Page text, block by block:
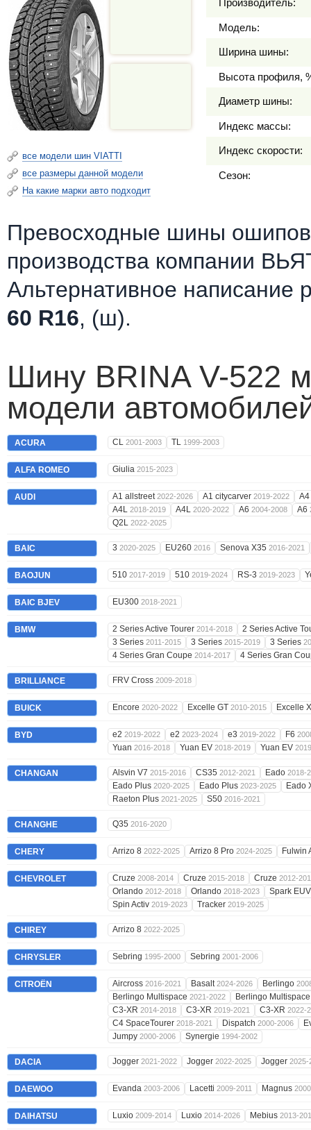
все модели шин VIATTI
все размеры данной модели
На какие марки авто подходит
Производитель:
Модель:
Ширина шины:
Высота профиля,
Диаметр шины:
Индекс массы:
Индекс скорости:
Сезон:
Превосходные шины
производства компании
Альтернативное написание
60 R16, (ш).
Шину BRINA V-522
модели
ACURA CL 2001-2003 TL 1999-2003
ALFA ROMEO Giulia 2015-2023
AUDI A1 allstreet2022-2026 A1 citycarver 2019-2022
A4
A4L 2018-2019 A4L 2020-2022 A6 2004-2008 A6
Q2L 2022-2025
BAIC 3 2020-2025 EU260 2016 Senova X35 2016-2021
BAOJUN 510 2017-2019 510 2019-2024 RS-3 2019-2023
BAIC BJEV EU300 2018-2021
BMW 2 Series Active Tourer 2014-2018
2 Series Active
3 Series 2011-2015 3 Series 2015-2019 3 Series
4 Series Gran Coupe 2014-2017 4 Series Gran
BRILLIANCE FRV Cross 2009-2018
BUICK Encore 2020-2022 Excelle GT 2010-2015 Excelle
BYD e2 2019-2022 e2 2023-2024 e3 2019-2022 F6
Yuan 2016-2018 Yuan EV 2018-2019 Yuan EV
CHANGAN Alsvin V7 2015-2016 CS35 2012-2021 Eado 2018-
Eado Plus 2020-2025 Eado Plus 2023-2025
Eado
Raeton Plus 2021-2025 S50 2016-2021
CHANGHE Q35 2016-2020
CHERY Arrizo 8 2022-2025 Arrizo 8 Pro 2024-2025 Fulwin
CHEVROLET Cruze 2008-2014 Cruze 2015-2018 Cruze 2012-
Orlando 2012-2018 Orlando 2018-2023
Spark
Spin Activ 2019-2023 Tracker 2019-2025
CHIREY Arrizo 8 2022-2025
CHRYSLER Sebring 1995-2000 Sebring 2001-2006
CITROËN Aircross 2016-2021 Basalt2024-2026 Berlingo
Berlingo Multispace 2021-2022
Berlingo
C3-XR 2014-2018 C3-XR 2019-2021 C3-XR 2022-
C4 SpaceTourer 2018-2021 Dispatch 2000-2006
Jumpy 2000-2006 Synergie 1994-2002
DACIA Jogger 2021-2022 Jogger 2022-2025 Jogger 2025-
DAEWOO Evanda 2003-2006 Lacetti 2009-2011 Magnus
DAIHATSU Luxio 2009-2014 Luxio 2014-2026 Mebius 2013-